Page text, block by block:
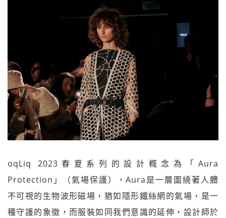
oqLiq 2023春夏系列的設計概念為「Aura
Protection」（氣場保護），Aura是一層圍繞著人體
不可視的生物波形磁場，猶如隱形鐵絲網的氣場，是一
種守護的象徵，而服裝如同我們意識的延伸，設計師於